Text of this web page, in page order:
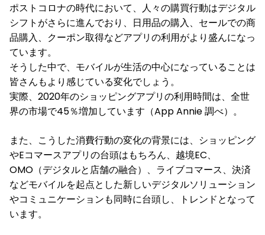
ポストコロナの時代において、人々の購買行動はデジタル
シフトがさらに進んでおり、日用品の購入、セールでの商
品購入、クーポン取得などアプリの利用がより盛んになっ
ています。
そうした中で、モバイルが生活の中心になっていることは
皆さんもより感じている変化でしょう。
実際、2020年のショッピングアプリの利用時間は、全世
界の市場で45％増加しています（App Annie 調べ）。
また、こうした消費行動の変化の背景には、ショッピング
やEコマースアプリの台頭はもちろん、越境EC、
OMO（デジタルと店舗の融合）、ライブコマース、決済
などモバイルを起点とした新しいデジタルソリューション
やコミュニケーションも同時に台頭し、トレンドとなって
います。